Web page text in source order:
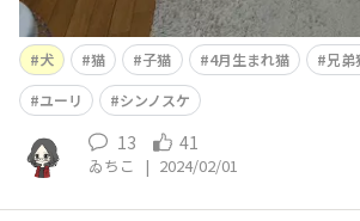
犬 猫 子猫 4月生まれ猫 兄弟
ユーリ
シンノスケ
13 41
ゐちこ | 2024/02/01